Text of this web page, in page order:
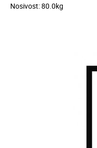
Nosivost: 80.0kg